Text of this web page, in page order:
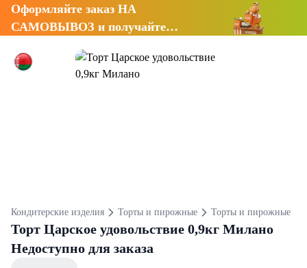
Оформляйте заказ НА
САМОВЫВОЗ и получайте
Кондитерские изделия Торты и пирожные Торты и пирожные
Торт Царское удовольствие 0,9кг Милано
Недоступно для заказа